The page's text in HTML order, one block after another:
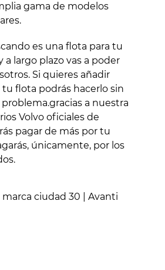
gama de modelos
es una flota para tu
a largo plazo vas a poder
Si quieres añadir
flota podrás hacerlo sin
a nuestra
Volvo oficiales de
pagar de más por tu
únicamente, por los